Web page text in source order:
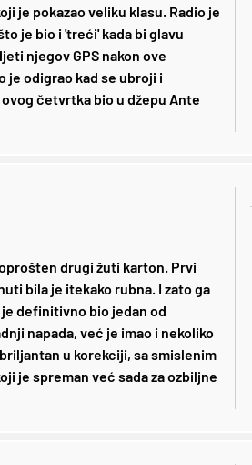
je pokazao veliku klasu. Radio je
je bio i 'treći' kada bi glavu
njegov GPS nakon ove
je odigrao kad se ubroji i
četvrtka bio u džepu Ante
drugi žuti karton. Prvi
bila je itekako rubna. I zato ga
definitivno bio jedan od
napada, već je imao i nekoliko
u korekciji, sa smislenim
je spreman već sada za ozbiljne